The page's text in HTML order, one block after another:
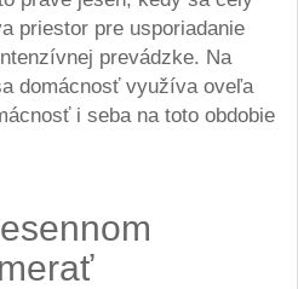
priestor pre usporiadanie
prevádzke. Na
domácnosť využíva oveľa
i seba na toto obdobie